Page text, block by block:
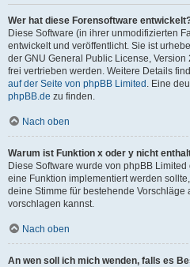
Wer hat diese Forensoftware
Diese Software (in ihrer unmodifizierten
entwickelt und veröffentlicht. Sie ist
der GNU General Public License,
frei vertrieben werden. Weitere Details
auf der Seite von phpBB Limited . Eine
phpBB.de zu finden.
Nach oben
Warum ist Funktion x oder y nicht
Diese Software wurde von phpBB
eine Funktion implementiert werden
deine Stimme für bestehende
vorschlagen kannst.
Nach oben
An wen soll ich mich wenden, falls es